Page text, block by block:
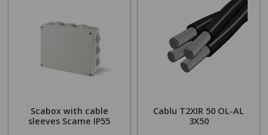
Scabox with cable
sleeves Scame IP55
Cablu T2XIR 50 OL-AL
3X50